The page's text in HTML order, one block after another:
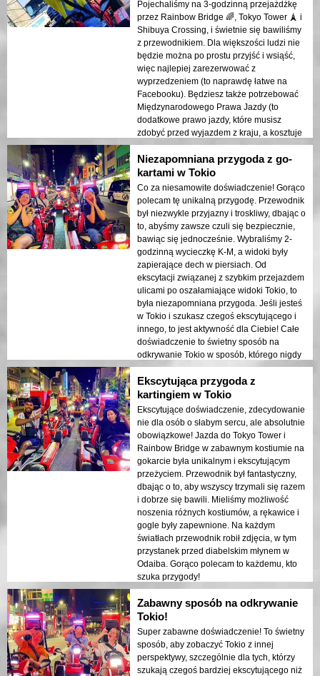
Nie przegap tej niezapomnianej przygody!
Pojechaliśmy na 3-godzinną przejażdżkę
przez Rainbow Bridge 🌈, Tokyo Tower 🗼 i
Shibuya Crossing, i świetnie się bawiliśmy
z przewodnikiem. Dla większości ludzi nie
będzie można po prostu przyjść i wsiąść,
więc najlepiej zarezerwować z
wyprzedzeniem (to naprawdę łatwe na
Facebooku). Będziesz także potrzebować
Międzynarodowego Prawa Jazdy (to
dodatkowe prawo jazdy, które musisz
zdobyć przed wyjazdem z kraju, a kosztuje
około 10 euro). Również, gdy pójdziesz,
załóż okulary przeciwsłoneczne – w
niektórych miejscach jedziesz naprawdę
szybko (naprawdę, naprawdę szybko), a
bez nich oczy będą ci łzawić! Ogólnie rzecz
biorąc, to jedna z najlepszych rzeczy do
zrobienia w Tokio. Miałem fantastyczny
czas i na pewno zrobiłbym to znowu!
Niezapomniana przygoda z go-
kartami w Tokio
Co za niesamowite doświadczenie! Gorąco
polecam tę unikalną przygodę. Przewodnik
był niezwykle przyjazny i troskliwy, dbając o
to, abyśmy zawsze czuli się bezpiecznie,
bawiąc się jednocześnie. Wybraliśmy 2-
godzinną wycieczkę K-M, a widoki były
zapierające dech w piersiach. Od
ekscytacji związanej z szybkim przejazdem
ulicami po oszałamiające widoki Tokio, to
była niezapomniana przygoda. Jeśli jesteś
w Tokio i szukasz czegoś ekscytującego i
innego, to jest aktywność dla Ciebie! Całe
doświadczenie to świetny sposób na
odkrywanie Tokio w sposób, którego nigdy
nie zapomnisz.
Ekscytująca przygoda z
kartingiem w Tokio
Ekscytujące doświadczenie, zdecydowanie
nie dla osób o słabym sercu, ale absolutnie
obowiązkowe! Jazda do Tokyo Tower i
Rainbow Bridge w zabawnym kostiumie na
gokarcie była unikalnym i ekscytującym
przeżyciem. Przewodnik był fantastyczny,
dbając o to, aby wszyscy trzymali się razem
i dobrze się bawili. Mieliśmy możliwość
noszenia różnych kostiumów, a rękawice i
gogle były zapewnione. Na każdym
światłach przewodnik robił zdjęcia, w tym
przystanek przed diabelskim młynem w
Odaiba. Gorąco polecam to każdemu, kto
szuka przygody!
Zabawny sposób na odkrywanie
Tokio!
Super zabawne doświadczenie! To świetny
sposób, aby zobaczyć Tokio z innej
perspektywy, szczególnie dla tych, którzy
szukają czegoś bardziej ekscytującego niż